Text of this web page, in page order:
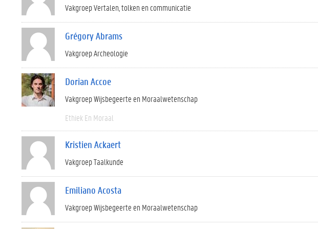
Vakgroep Vertalen, tolken en communicatie
Grégory Abrams
Vakgroep Archeologie
Dorian Accoe
Vakgroep Wijsbegeerte en Moraalwetenschap
Ethiek En Moraal
Kristien Ackaert
Vakgroep Taalkunde
Emiliano Acosta
Vakgroep Wijsbegeerte en Moraalwetenschap